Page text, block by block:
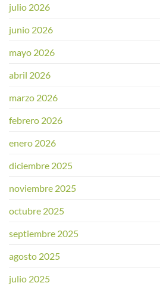
julio 2026
junio 2026
mayo 2026
abril 2026
marzo 2026
febrero 2026
enero 2026
diciembre 2025
noviembre 2025
octubre 2025
septiembre 2025
agosto 2025
julio 2025